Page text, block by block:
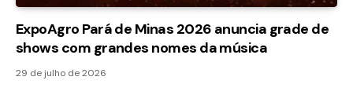
ExpoAgro Pará de Minas 2026 anuncia grade de
shows com grandes nomes da música
29 de julho de 2026